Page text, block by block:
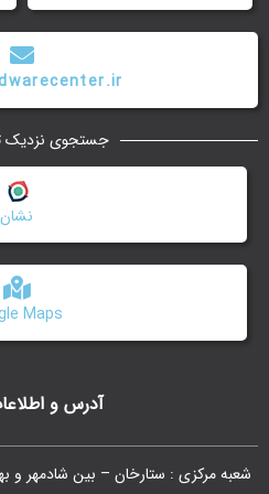
آدرس و
جستجوی نزدیک
Maps
نشان